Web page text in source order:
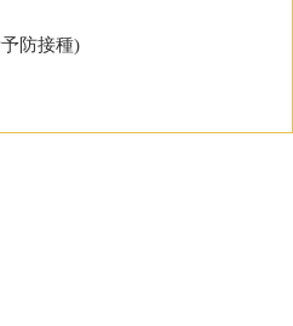
防接種)